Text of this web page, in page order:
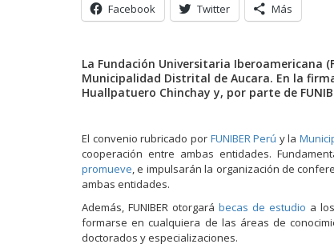
Facebook Twitter Más
La Fundación Universitaria Iberoamericana
Municipalidad Distrital de Aucara. En la
Huallpatuero Chinchay y, por parte de
El convenio rubricado por FUNIBER Perú y la
cooperación entre ambas entidades.
promueve, e impulsarán la organización de
ambas entidades.
Además, FUNIBER otorgarábecas de estudio a
formarse en cualquiera de las áreas de
doctorados y especializaciones.